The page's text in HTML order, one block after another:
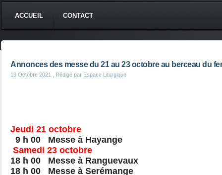
ACCUEIL CONTACT
Annonces des messe du 21 au 23 octobre au berceau du fer
19 Octobre 2021 , Rédigé par Espace Liturgique
Jeudi 21 octobre
9 h 00 Messe à Hayange
Samedi 23 octobre
18 h 00 Messe à Ranguevaux
18 h 00 Messe à Serémange